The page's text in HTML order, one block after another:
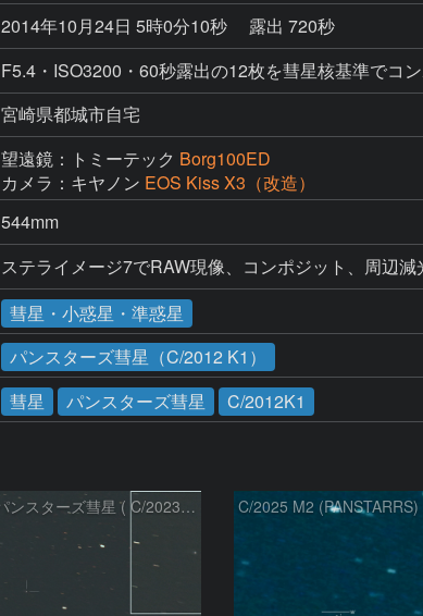
2014年10月24日 5時0分10秒
露出 720秒
F5.4・ISO3200・60秒露出の12枚を彗星核基準でコ
宮崎県都城市自宅
望遠鏡：トミーテック Borg100ED
カメラ：キヤノン EOS Kiss X3（改造）
544mm
彗星・小惑星・準惑星
パンスターズ彗星（C/2012 K1）
彗星 パンスターズ彗星 C/2012K1
パンスターズ彗星 ( C/2023R1 )：2026/07/09 C/2025 M2 (PANSTARRS)